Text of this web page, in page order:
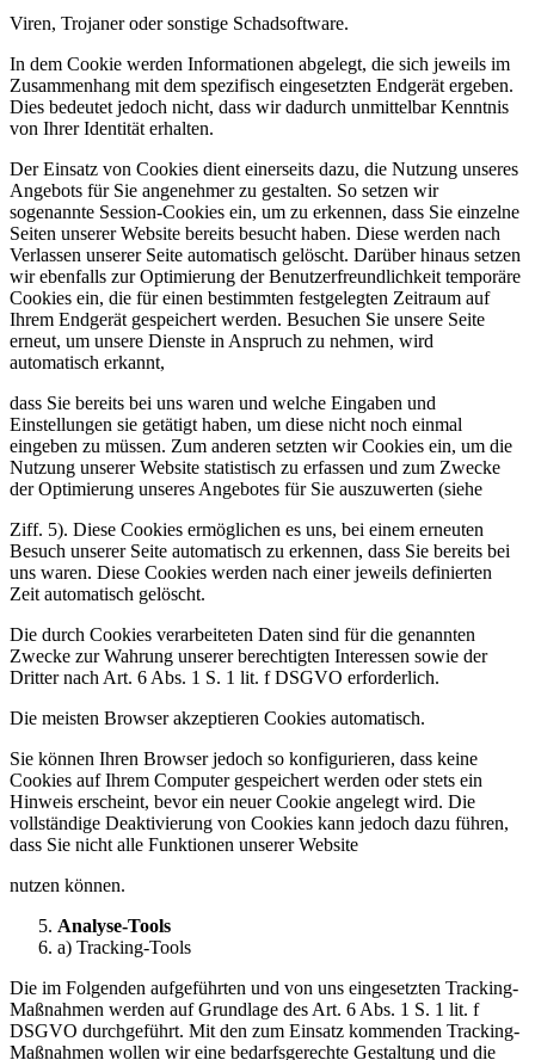
Viren, Trojaner oder sonstige Schadsoftware.
In dem Cookie werden Informationen abgelegt, die sich jeweils im
Zusammenhang mit dem spezifisch eingesetzten Endgerät ergeben.
Dies bedeutet jedoch nicht, dass wir dadurch unmittelbar Kenntnis
von Ihrer Identität erhalten.
Der Einsatz von Cookies dient einerseits dazu, die Nutzung unseres
Angebots für Sie angenehmer zu gestalten. So setzen wir
sogenannte Session-Cookies ein, um zu erkennen, dass Sie einzelne
Seiten unserer Website bereits besucht haben. Diese werden nach
Verlassen unserer Seite automatisch gelöscht. Darüber hinaus setzen
wir ebenfalls zur Optimierung der Benutzerfreundlichkeit temporäre
Cookies ein, die für einen bestimmten festgelegten Zeitraum auf
Ihrem Endgerät gespeichert werden. Besuchen Sie unsere Seite
erneut, um unsere Dienste in Anspruch zu nehmen, wird
automatisch erkannt,
dass Sie bereits bei uns waren und welche Eingaben und
Einstellungen sie getätigt haben, um diese nicht noch einmal
eingeben zu müssen. Zum anderen setzten wir Cookies ein, um die
Nutzung unserer Website statistisch zu erfassen und zum Zwecke
der Optimierung unseres Angebotes für Sie auszuwerten (siehe
Ziff. 5). Diese Cookies ermöglichen es uns, bei einem erneuten
Besuch unserer Seite automatisch zu erkennen, dass Sie bereits bei
uns waren. Diese Cookies werden nach einer jeweils definierten
Zeit automatisch gelöscht.
Die durch Cookies verarbeiteten Daten sind für die genannten
Zwecke zur Wahrung unserer berechtigten Interessen sowie der
Dritter nach Art. 6 Abs. 1 S. 1 lit. f DSGVO erforderlich.
Die meisten Browser akzeptieren Cookies automatisch.
Sie können Ihren Browser jedoch so konfigurieren, dass keine
Cookies auf Ihrem Computer gespeichert werden oder stets ein
Hinweis erscheint, bevor ein neuer Cookie angelegt wird. Die
vollständige Deaktivierung von Cookies kann jedoch dazu führen,
dass Sie nicht alle Funktionen unserer Website
nutzen können.
Analyse-Tools
a) Tracking-Tools
Die im Folgenden aufgeführten und von uns eingesetzten Tracking-
Maßnahmen werden auf Grundlage des Art. 6 Abs. 1 S. 1 lit. f
DSGVO durchgeführt. Mit den zum Einsatz kommenden Tracking-
Maßnahmen wollen wir eine bedarfsgerechte Gestaltung und die